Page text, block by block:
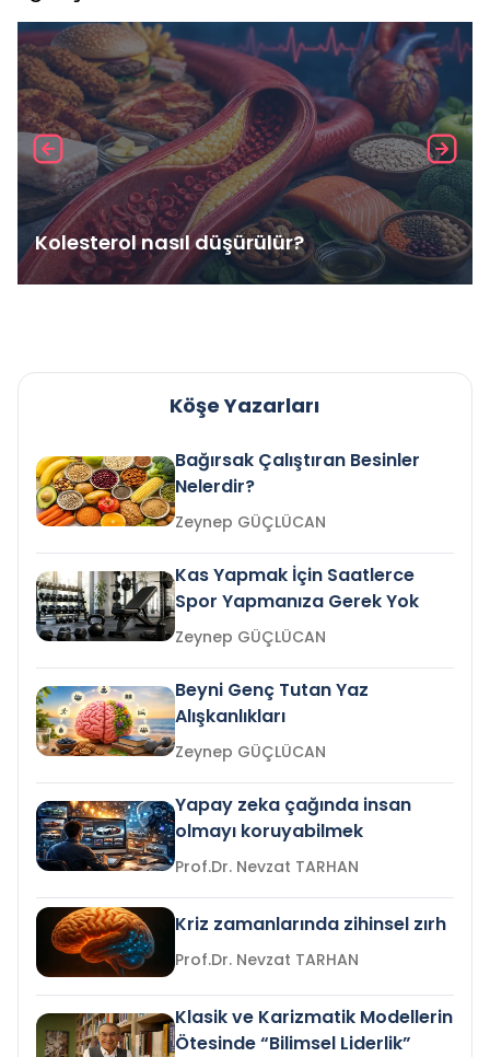
Kolesterol nasıl düşürülür?
Köşe Yazarları
Bağırsak Çalıştıran Besinler
Nelerdir?
Zeynep GÜÇLÜCAN
Kas Yapmak İçin Saatlerce
Spor Yapmanıza Gerek Yok
Zeynep GÜÇLÜCAN
Beyni Genç Tutan Yaz
Alışkanlıkları
Zeynep GÜÇLÜCAN
Yapay zeka çağında insan
olmayı koruyabilmek
Prof.Dr. Nevzat TARHAN
Kriz zamanlarında zihinsel zırh
Prof.Dr. Nevzat TARHAN
Klasik ve Karizmatik Modellerin
Ötesinde “Bilimsel Liderlik”